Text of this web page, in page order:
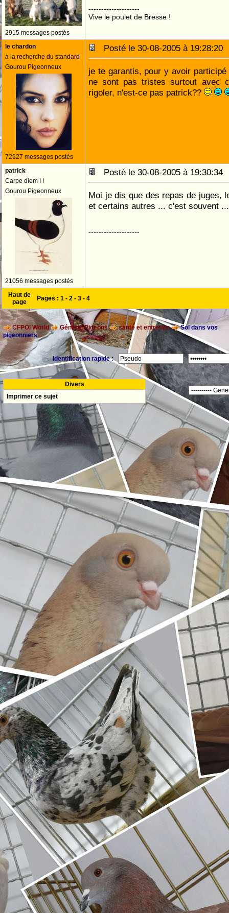
2915 messages postés
--------------------
Vive le poulet de Bresse !
le chardon
à la recherche du standard
Gourou Pigeonneux
72927 messages postés
Posté le 30-08-2005 à
je te garantis, pour y avoir
ne sont pas tristes surtout avec
rigoler, n'est-ce pas patrick??
patrick
Carpe diem ! !
Gourou Pigeonneux
21056 messages postés
Posté le 30-08-2005 à
Moi je dis que des repas de juges,
et certains autres ... c'est souvent
--------------------
Haut de
page
Pages : 1 - 2 - 3 - 4
CFPOI World Général Pigeons santé et entretien
Sol dans vos
pigeonniers
Identification rapide :
Divers
Imprimer ce sujet